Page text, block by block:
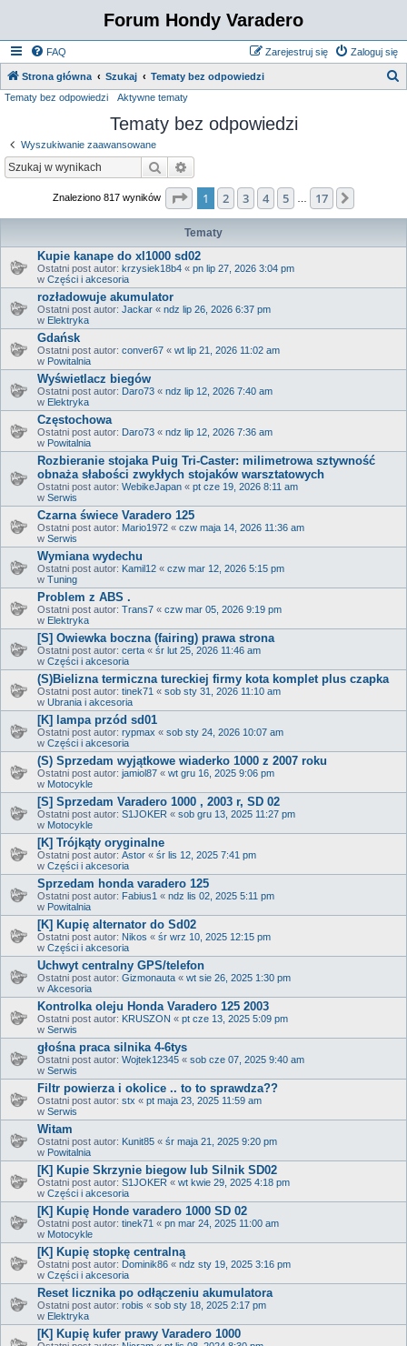
Forum Hondy Varadero
FAQ Zaloguj się
Zarejestruj się
Strona główna Szukaj Tematy bez odpowiedzi
Tematy bez odpowiedzi Aktywne tematy
Tematy bez odpowiedzi
Wyszukiwanie zaawansowane
Szukaj
Znaleziono 817 wyników Strona z17
1 2 3 4 5 17
Tematy
Kupie kanape do xl1000 sd02
Ostatni post autor: krzysiek18b4 « pn lip 27, 2026 3:04 pm
w Części i akcesoria
rozładowuje akumulator
Ostatni post autor: Jackar « ndz lip 26, 2026 6:37 pm
w Elektryka
Gdańsk
Ostatni post autor: conver67 « wt lip 21, 2026 11:02 am
w Powitalnia
Wyświetlacz biegów
Ostatni post autor: Daro73 « ndz lip 12, 2026 7:40 am
w Elektryka
Częstochowa
Ostatni post autor: Daro73 « ndz lip 12, 2026 7:36 am
w Powitalnia
Rozbieranie stojaka Puig Tri-Caster: milimetrowa sztywność
obnaża słabości zwykłych stojaków warsztatowych
Ostatni post autor: WebikeJapan « pt cze 19, 2026 8:11 am
w Serwis
Czarna świece Varadero 125
Ostatni post autor: Mario1972 « czw maja 14, 2026 11:36 am
w Serwis
Wymiana wydechu
Ostatni post autor: Kamil12 « czw mar 12, 2026 5:15 pm
w Tuning
Problem z ABS .
Ostatni post autor: Trans7 « czw mar 05, 2026 9:19 pm
w Elektryka
[S] Owiewka boczna (fairing) prawa strona
Ostatni post autor: certa « śr lut 25, 2026 11:46 am
w Części i akcesoria
(S)Bielizna termiczna tureckiej firmy kota komplet plus czapka
Ostatni post autor: tinek71 « sob sty 31, 2026 11:10 am
w Ubrania i akcesoria
[K] lampa przód sd01
Ostatni post autor: rypmax « sob sty 24, 2026 10:07 am
w Części i akcesoria
(S) Sprzedam wyjątkowe wiaderko 1000 z 2007 roku
Ostatni post autor: jamiol87 « wt gru 16, 2025 9:06 pm
w Motocykle
[S] Sprzedam Varadero 1000 , 2003 r, SD 02
Ostatni post autor: S1JOKER « sob gru 13, 2025 11:27 pm
w Motocykle
[K] Trójkąty oryginalne
Ostatni post autor: Astor « śr lis 12, 2025 7:41 pm
w Części i akcesoria
Sprzedam honda varadero 125
Ostatni post autor: Fabius1 « ndz lis 02, 2025 5:11 pm
w Powitalnia
[K] Kupię alternator do Sd02
Ostatni post autor: Nikos « śr wrz 10, 2025 12:15 pm
w Części i akcesoria
Uchwyt centralny GPS/telefon
Ostatni post autor: Gizmonauta « wt sie 26, 2025 1:30 pm
w Akcesoria
Kontrolka oleju Honda Varadero 125 2003
Ostatni post autor: KRUSZON « pt cze 13, 2025 5:09 pm
w Serwis
głośna praca silnika 4-6tys
Ostatni post autor: Wojtek12345 « sob cze 07, 2025 9:40 am
w Serwis
Filtr powierza i okolice .. to to sprawdza??
Ostatni post autor: stx « pt maja 23, 2025 11:59 am
w Serwis
Witam
Ostatni post autor: Kunit85 « śr maja 21, 2025 9:20 pm
w Powitalnia
[K] Kupie Skrzynie biegow lub Silnik SD02
Ostatni post autor: S1JOKER « wt kwie 29, 2025 4:18 pm
w Części i akcesoria
[K] Kupię Honde varadero 1000 SD 02
Ostatni post autor: tinek71 « pn mar 24, 2025 11:00 am
w Motocykle
[K] Kupię stopkę centralną
Ostatni post autor: Dominik86 « ndz sty 19, 2025 3:16 pm
w Części i akcesoria
Reset licznika po odłączeniu akumulatora
Ostatni post autor: robis « sob sty 18, 2025 2:17 pm
w Elektryka
[K] Kupię kufer prawy Varadero 1000